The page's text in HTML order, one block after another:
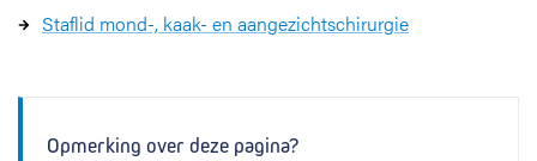
Staflid mond-, kaak- en aangezichtschirurgie
Opmerking over deze pagina?